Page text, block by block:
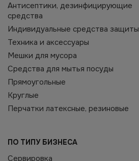
Антисептики, дезинфицирующие
средства
Индивидуальные средства защиты
Техника и аксессуары
Мешки для мусора
Средства для мытья посуды
Прямоугольные
Круглые
Перчатки латексные, резиновые
ПО ТИПУ БИЗНЕСА
Сервировка